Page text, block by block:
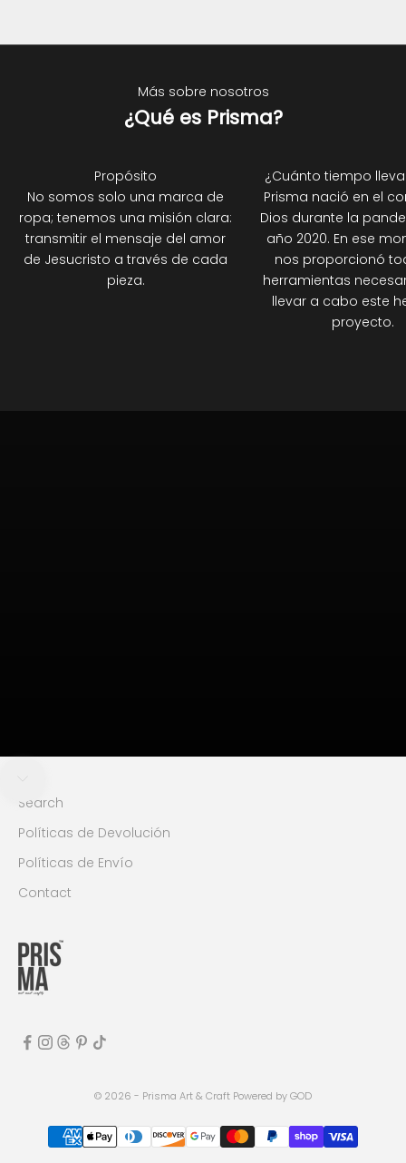
Más sobre nosotros
¿Qué es Prisma?
Propósito
No somos solo una marca de
ropa; tenemos una misión clara:
transmitir el mensaje del amor
de Jesucristo a través de cada
pieza.
¿Cuánto tiempo
Prisma nació en el
Dios durante la
año 2020. En ese
nos proporcionó
herramientas
llevar a cabo este
proyecto.
Search
Políticas de Devolución
Políticas de Envío
Contact
© 2026 - Prisma Art & Craft Powered by GOD